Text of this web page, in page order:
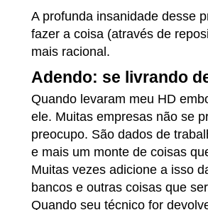
A profunda insanidade desse
fazer a coisa (através de
mais racional.
Adendo: se livrando
Quando levaram meu HD
ele. Muitas empresas não se
preocupo. São dados de
e mais um monte de coisas
Muitas vezes adicione a isso
bancos e outras coisas que
Quando seu técnico for